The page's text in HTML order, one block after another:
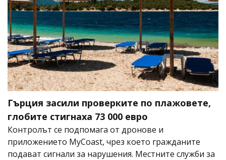
Гърция засили проверките по плажовете,
глобите стигнаха 73 000 евро
Контролът се подпомага от дронове и
приложението MyCoast, чрез което гражданите
подават сигнали за нарушения. Местните служби за